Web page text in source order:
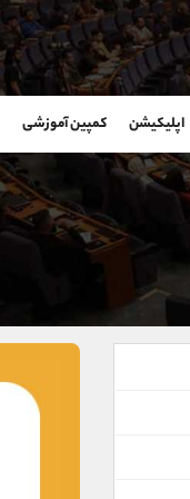
اپلیکیشن کمپین آموزشی
شروع گفتگو
@Armteam_admin_33
118